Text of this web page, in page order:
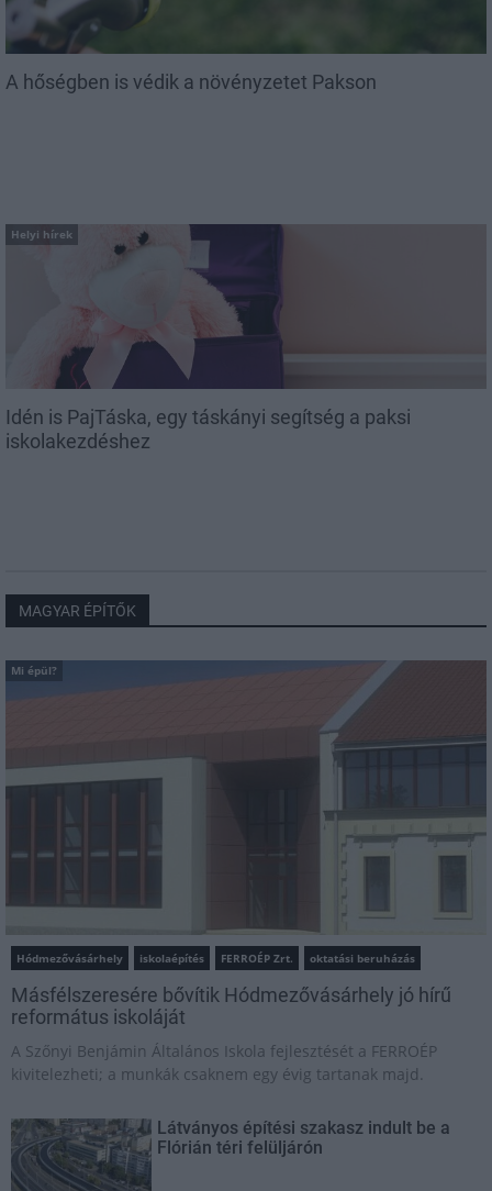
A hőségben is védik a növényzetet Pakson
Helyi hírek
Idén is PajTáska, egy táskányi segítség a paksi
iskolakezdéshez
MAGYAR ÉPÍTŐK
Mi épül?
Hódmezővásárhely iskolaépítés FERROÉP Zrt. oktatási beruházás
Másfélszeresére bővítik Hódmezővásárhely jó hírű
református iskoláját
A Szőnyi Benjámin Általános Iskola fejlesztését a FERROÉP
kivitelezheti; a munkák csaknem egy évig tartanak majd.
Látványos építési szakasz indult be a
Flórián téri felüljárón